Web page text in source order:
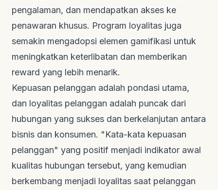
pengalaman, dan mendapatkan akses ke
penawaran khusus. Program loyalitas juga
semakin mengadopsi elemen gamifikasi untuk
meningkatkan keterlibatan dan memberikan
reward yang lebih menarik.
Kepuasan pelanggan adalah pondasi utama,
dan loyalitas pelanggan adalah puncak dari
hubungan yang sukses dan berkelanjutan antara
bisnis dan konsumen. "Kata-kata kepuasan
pelanggan" yang positif menjadi indikator awal
kualitas hubungan tersebut, yang kemudian
berkembang menjadi loyalitas saat pelanggan